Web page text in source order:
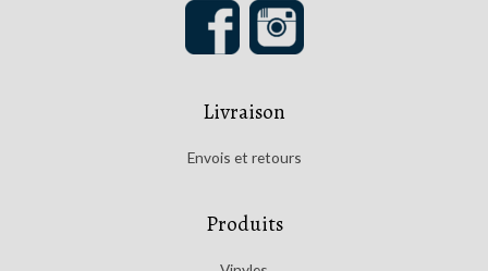
Livraison
Envois et retours
Produits